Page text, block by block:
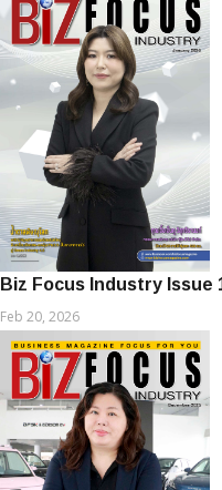
Biz Focus Industry Issue
Feb 20, 2026